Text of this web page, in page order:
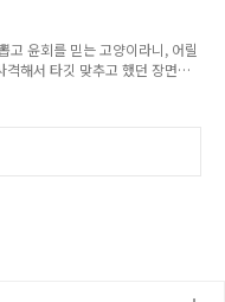
외계인을 등장시키는 세계관에
, 이 소설은 다른 방식으로 접근
하는 부분도 있고 시리즈의 중
지만, 그런 내용보다는 현재의
고 윤회를 믿는 고양이라니, 어릴
해서 타깃 맞추고 했던 장면도
르지. 설마 ‘잠’도 이런 상태는
한 이야기는 흥미로웠다. 리디